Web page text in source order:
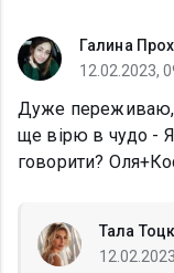
Галина
12.02.2023,
Дуже переживаю,
ще вірю в чудо -
говорити?
Тала